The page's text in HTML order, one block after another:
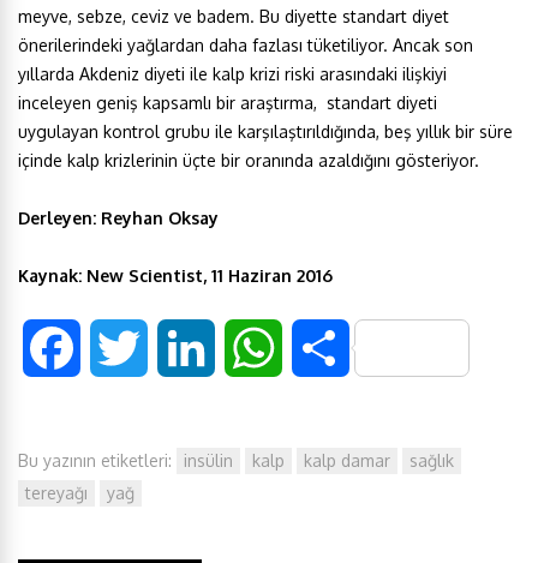
meyve, sebze, ceviz ve badem. Bu diyette standart diyet
önerilerindeki yağlardan daha fazlası tüketiliyor. Ancak son
yıllarda Akdeniz diyeti ile kalp krizi riski arasındaki ilişkiyi
inceleyen geniş kapsamlı bir araştırma, standart diyeti
uygulayan kontrol grubu ile karşılaştırıldığında, beş yıllık bir süre
içinde kalp krizlerinin üçte bir oranında azaldığını gösteriyor.
Derleyen: Reyhan Oksay
Kaynak: New Scientist, 11 Haziran 2016
c i n a
S
a
Bu yazının etiketleri: insülin kalp kalp damar
sağlık
tereyağı
yağ